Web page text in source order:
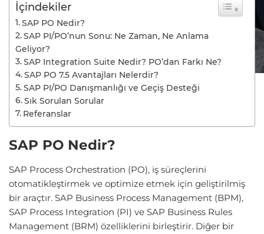
İçindekiler
SAP PO Nedir?
SAP PI/PO’nun Sonu: Ne Zaman, Ne Anlama
Geliyor?
SAP Integration Suite Nedir? PO’dan Farkı Ne?
SAP PO 7.5 Avantajları Nelerdir?
SAP PI/PO Danışmanlığı ve Geçiş Desteği
Sık Sorulan Sorular
Referanslar
SAP PO Nedir?
SAP Process Orchestration (PO), iş süreçlerini
otomatikleştirmek ve optimize etmek için geliştirilmiş
bir araçtır. SAP Business Process Management (BPM),
SAP Process Integration (PI) ve SAP Business Rules
Management (BRM) özelliklerini birleştirir. Diğer bir